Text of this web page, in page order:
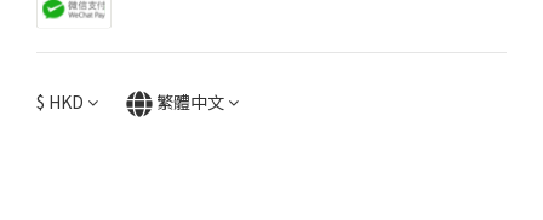
$ HKD 繁體中文